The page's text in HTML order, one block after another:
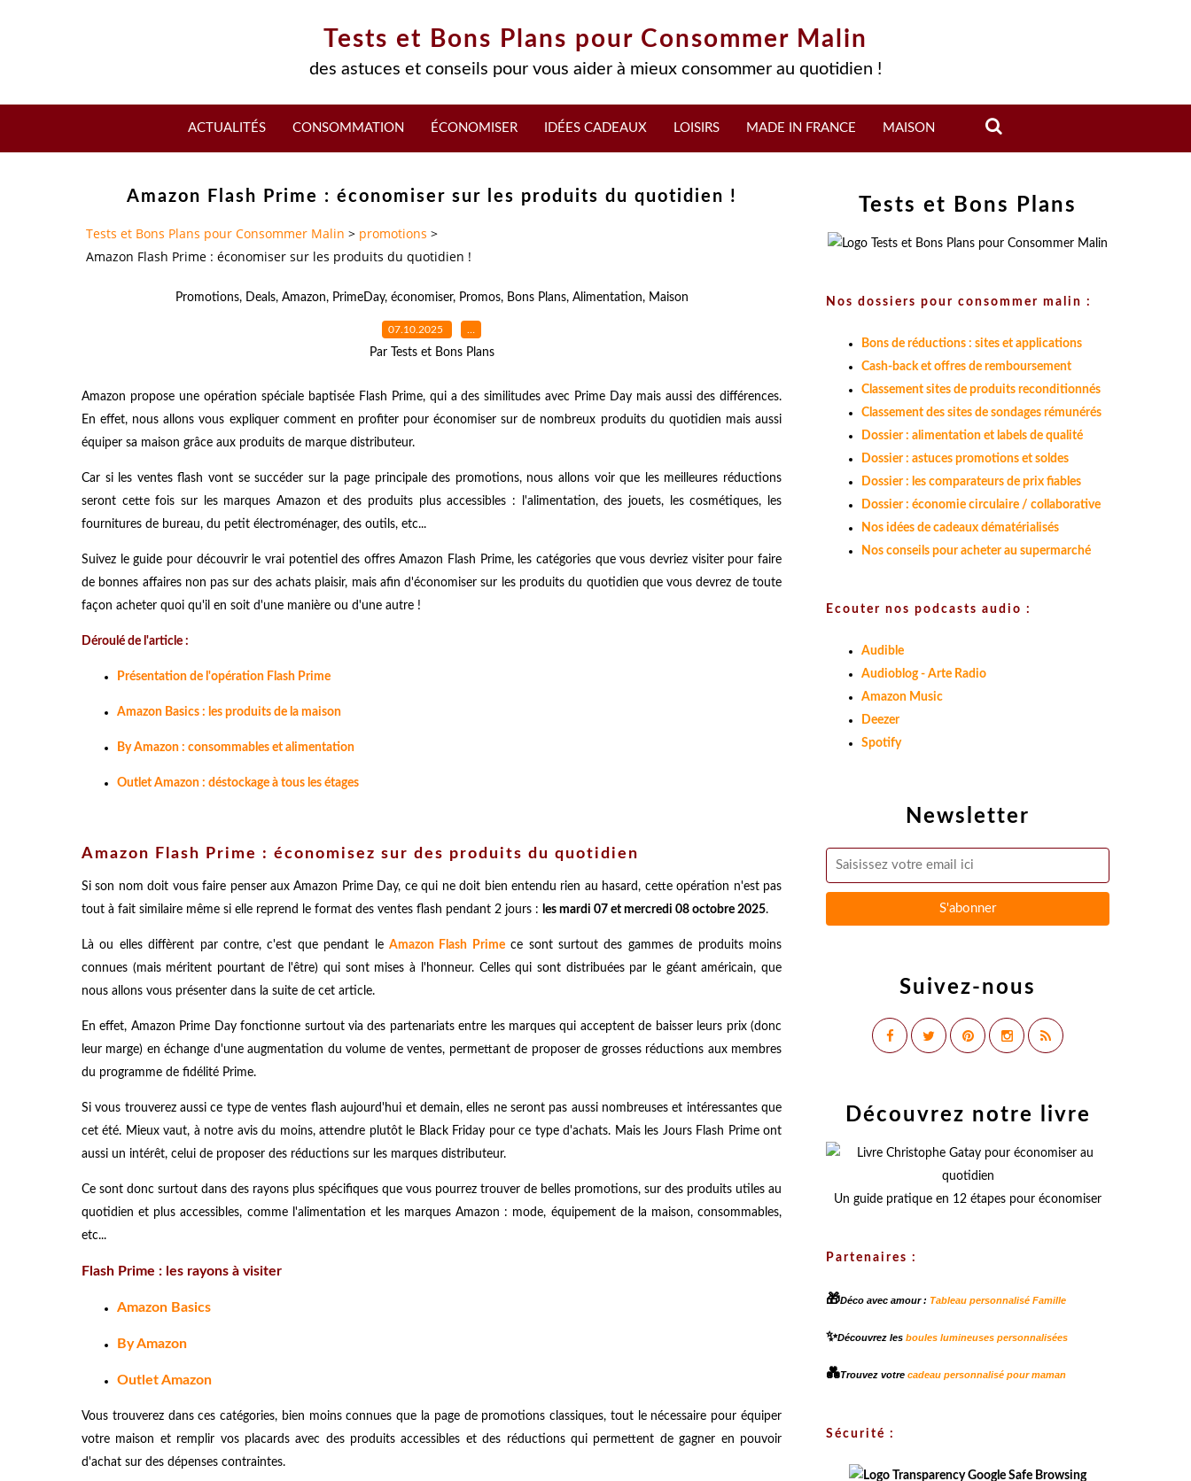
Tests et Bons Plans pour Consommer Malin
des astuces et conseils pour vous aider à mieux consommer au quotidien !
ACTUALITÉS CONSOMMATION ÉCONOMISER IDÉES CADEAUX LOISIRS MADE IN FRANCE MAISON
Amazon Flash Prime : économiser sur les produits du quotidien !
Tests et Bons Plans pour Consommer Malin > promotions >
Amazon Flash Prime : économiser sur les produits du quotidien !
Promotions, Deals, Amazon, PrimeDay, économiser, Promos, Bons Plans, Alimentation, Maison
07.10.2025 …
Par Tests et Bons Plans
Amazon propose une opération spéciale baptisée Flash Prime, qui a des similitudes avec Prime Day mais aussi des différences.
En effet, nous allons vous expliquer comment en profiter pour économiser sur de nombreux produits du quotidien mais aussi
équiper sa maison grâce aux produits de marque distributeur.
Car si les ventes flash vont se succéder sur la page principale des promotions, nous allons voir que les meilleures réductions
seront cette fois sur les marques Amazon et des produits plus accessibles : l'alimentation, des jouets, les cosmétiques, les
fournitures de bureau, du petit électroménager, des outils, etc...
Suivez le guide pour découvrir le vrai potentiel des offres Amazon Flash Prime, les catégories que vous devriez visiter pour faire
de bonnes affaires non pas sur des achats plaisir, mais afin d'économiser sur les produits du quotidien que vous devrez de toute
façon acheter quoi qu'il en soit d'une manière ou d'une autre !
Déroulé de l'article :
Présentation de l'opération Flash Prime
Amazon Basics : les produits de la maison
By Amazon : consommables et alimentation
Outlet Amazon : déstockage à tous les étages
Amazon Flash Prime : économisez sur des produits du quotidien
Si son nom doit vous faire penser aux Amazon Prime Day, ce qui ne doit bien entendu rien au hasard, cette opération n'est pas
tout à fait similaire même si elle reprend le format des ventes flash pendant 2 jours : les mardi 07 et mercredi 08 octobre 2025.
Là ou elles diffèrent par contre, c'est que pendant le Amazon Flash Primece sont surtout des gammes de produits moins
connues (mais méritent pourtant de l'être) qui sont mises à l'honneur. Celles qui sont distribuées par le géant américain, que
nous allons vous présenter dans la suite de cet article.
En effet, Amazon Prime Day fonctionne surtout via des partenariats entre les marques qui acceptent de baisser leurs prix (donc
leur marge) en échange d'une augmentation du volume de ventes, permettant de proposer de grosses réductions aux membres
du programme de fidélité Prime.
Si vous trouverez aussi ce type de ventes flash aujourd'hui et demain, elles ne seront pas aussi nombreuses et intéressantes que
cet été. Mieux vaut, à notre avis du moins, attendre plutôt le Black Friday pour ce type d'achats. Mais les Jours Flash Prime ont
aussi un intérêt, celui de proposer des réductions sur les marques distributeur.
Ce sont donc surtout dans des rayons plus spécifiques que vous pourrez trouver de belles promotions, sur des produits utiles au
quotidien et plus accessibles, comme l'alimentation et les marques Amazon : mode, équipement de la maison, consommables,
etc...
Flash Prime : les rayons à visiter
Amazon Basics
By Amazon
Outlet Amazon
Vous trouverez dans ces catégories, bien moins connues que la page de promotions classiques, tout le nécessaire pour équiper
votre maison et remplir vos placards avec des produits accessibles et des réductions qui permettent de gagner en pouvoir
d'achat sur des dépenses contraintes.
Newsletter
Suivez-nous
Tests et Bons Plans
Nos dossiers pour consommer malin :
Bons de réductions : sites et applications
Cash-back et offres de remboursement
Classement sites de produits reconditionnés
Classement des sites de sondages rémunérés
Dossier : alimentation et labels de qualité
Dossier : astuces promotions et soldes
Dossier : les comparateurs de prix fiables
Dossier : économie circulaire / collaborative
Nos idées de cadeaux dématérialisés
Nos conseils pour acheter au supermarché
Ecouter nos podcasts audio :
Audible
Audioblog - Arte Radio
Amazon Music
Deezer
Spotify
Découvrez notre livre
Un guide pratique en 12 étapes pour économiser
Partenaires :
🎁Déco avec amour : Tableau personnalisé Famille
✨Découvrez les boules lumineuses personnalisées
💑Trouvez votre cadeau personnalisé pour maman
Sécurité :